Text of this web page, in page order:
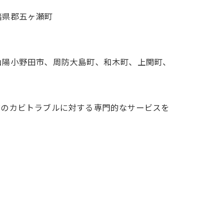
郡五ヶ瀬町
小野田市、周防大島町、和木町、上関町、
カビトラブルに対する専門的なサービスを